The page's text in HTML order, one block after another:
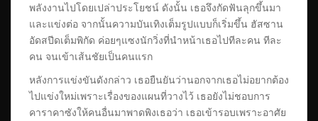
พลังงานไปโดยเปล่าประโยชน์ ดังนั้น เธอจึงกัดฟันลุกขึ้นมา
และแข่งต่อ จากนั้นความบันเทิงเต็มรูปแบบก็เริ่มขึ้น ฮัสซาน
อัดสปีดเต็มพิกัด ค่อยๆแซงนักวิ่งที่นำหน้าเธอไปทีละคน ทีละ
คน จนเข้าเส้นชัยเป็นคนแรก
หลังการแข่งขันดังกล่าว เธอยืนยันว่านอกจากเธอไม่อยากต้อง
ไปแข่งใหม่เพราะเรื่องของแผนที่วางไว้ เธอยังไม่ชอบการ
คาราคาซังให้คนอื่นมาพาดพิงเธอว่า เธอเข้ารอบเพราะอาศัย